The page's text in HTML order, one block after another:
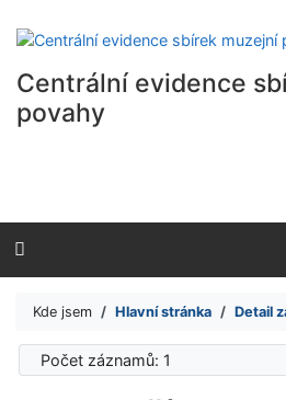
Přejít na menu
Centrální evidence
povahy
Kde jsem Hlavní stránka Detail
Počet záznamů: 1